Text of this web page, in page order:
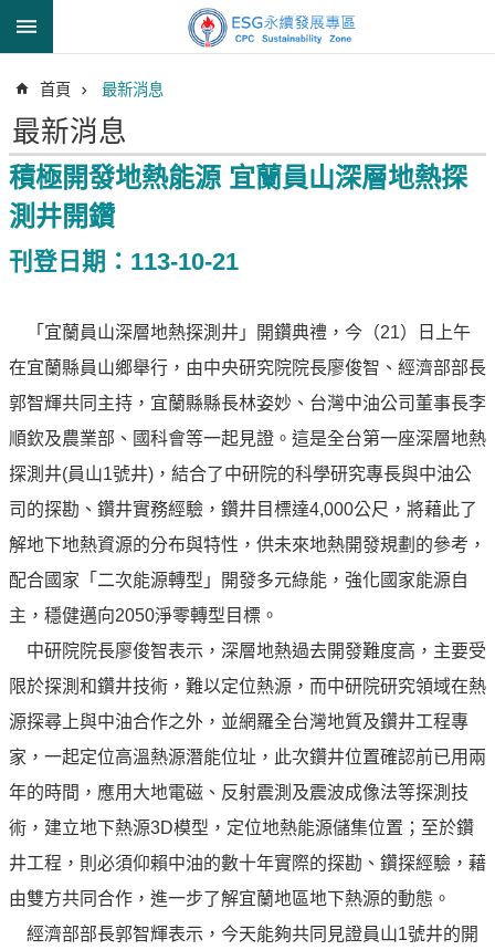
跳到主要內容區塊
階
搜
尋
明
信
治
理
信
譽
油
品
牌
神
零
中
油
色
守
護
友
首頁 最新消息
最新消息
積極開發地熱能源 宜蘭員山深層地熱探
測井開鑽
刊登日期：113-10-21
「宜蘭員山深層地熱探測井」開鑽典禮，今（21）日上午
在宜蘭縣員山鄉舉行，由中央研究院院長廖俊智、經濟部部長
郭智輝共同主持，宜蘭縣縣長林姿妙、台灣中油公司董事長李
順欽及農業部、國科會等一起見證。這是全台第一座深層地熱
探測井(員山1號井)，結合了中研院的科學研究專長與中油公
司的探勘、鑽井實務經驗，鑽井目標達4,000公尺，將藉此了
解地下地熱資源的分布與特性，供未來地熱開發規劃的參考，
配合國家「二次能源轉型」開發多元綠能，強化國家能源自
主，穩健邁向2050淨零轉型目標。
中研院院長廖俊智表示，深層地熱過去開發難度高，主要受
限於探測和鑽井技術，難以定位熱源，而中研院研究領域在熱
源探尋上與中油合作之外，並網羅全台灣地質及鑽井工程專
家，一起定位高溫熱源潛能位址，此次鑽井位置確認前已用兩
年的時間，應用大地電磁、反射震測及震波成像法等探測技
術，建立地下熱源3D模型，定位地熱能源儲集位置；至於鑽
井工程，則必須仰賴中油的數十年實際的探勘、鑽探經驗，藉
由雙方共同合作，進一步了解宜蘭地區地下熱源的動態。
經濟部部長郭智輝表示，今天能夠共同見證員山1號井的開